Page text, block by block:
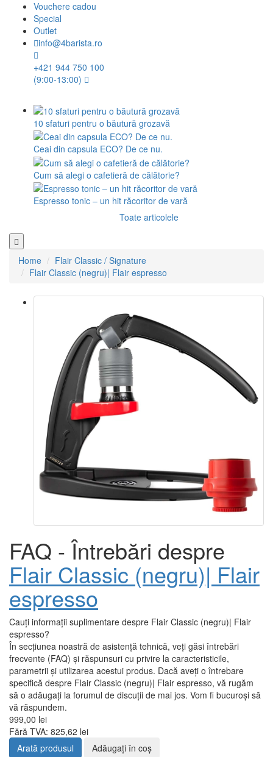
Vouchere cadou
Special
Outlet
info@4barista.ro
+421 944 750 100
(9:00-13:00)
10 sfaturi pentru o băutură grozavă
Ceai din capsula ECO? De ce nu.
Cum să alegi o cafetieră de călătorie?
Espresso tonic – un hit răcoritor de vară
Toate articolele
Home
Flair Classic / Signature
Flair Classic (negru)| Flair espresso
FAQ - Întrebări despre
Flair Classic (negru)| Flair
espresso
Cauți informații suplimentare despre Flair Classic (negru)| Flair
espresso?
În secțiunea noastră de asistență tehnică, veți găsi întrebări
frecvente (FAQ) și răspunsuri cu privire la caracteristicile,
parametrii și utilizarea acestui produs. Dacă aveți o întrebare
specifică despre Flair Classic (negru)| Flair espresso, vă rugăm
să o adăugați la forumul de discuții de mai jos. Vom fi bucuroși să
vă răspundem.
999,00 lei
Fără TVA: 825,62 lei
Arată produsul
Adăugați în coş